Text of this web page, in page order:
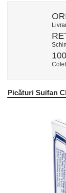
Picături Suifan